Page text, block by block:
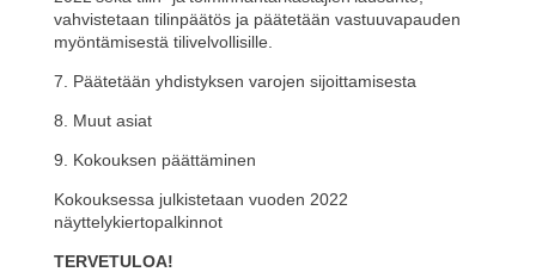
vahvistetaan tilinpäätös ja päätetään vastuuvapauden
myöntämisestä tilivelvollisille.
7. Päätetään yhdistyksen varojen sijoittamisesta
8. Muut asiat
9. Kokouksen päättäminen
Kokouksessa julkistetaan vuoden 2022
näyttelykiertopalkinnot
TERVETULOA!